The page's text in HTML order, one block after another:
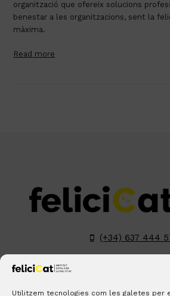
Utilitzem tecnologies com les galetes per
organització que ofereix solucions
benestar a les organitzacions, sent la
màxima.
Read more
(+34) 637 444
LinkedInYouTube